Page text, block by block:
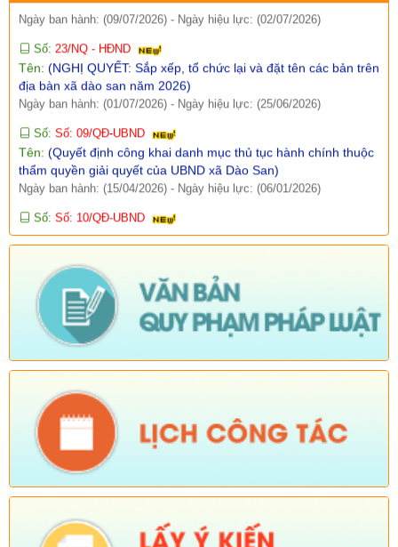
Số:23/NQ - HĐND
Tên:(NGHỊ QUYẾT: Sắp xếp, tổ chức lại và đặt tên các bản trên
địa bàn xã dào san năm 2026)
Ngày ban hành: (01/07/2026) -Ngày hiệu lực: (25/06/2026)
Số:Số: 09/QĐ-UBND
Tên:(Quyết định công khai danh mục thủ tục hành chính thuộc
thẩm quyền giải quyết của UBND xã Dào San)
Ngày ban hành: (15/04/2026) -Ngày hiệu lực: (06/01/2026)
Số:Số: 10/QĐ-UBND
Tên:(Quyết định về việc công khai danh mục thủ tục hành
chính thực hiện không phụ thuộc vào địa giới hành chính trên
địa bàn xã Dào San)
Ngày ban hành: (15/04/2026)
Số: 38/PKT - TB
Tên:
(Về việc niêm yết công khai, lấy ý kiến của tổ chức, chuyên
gia và cộng động dân cư có liên quan đối với Quy hoạch chung
xã Dào San, tỉnh Lai Châu đến năm 2045)
Ngày ban hành: (25/02/2026)
Số:Số: 01/2026/QĐ-UBND
Tên:
(QUYẾT ĐỊNH Quyết định bãi bỏ Quyết định số
01/2025/QĐ-UBND ngày 01 tháng 07 năm 2025 của Ủy ban
nhân dân xã ban hành quy chế làm việc của Ủy ban nhân dân
xã Dào San, nhiệm kỳ 2021-2026)
Ngày ban hành: (06/02/2026) -Ngày hiệu lực: (04/02/2026)
Tên:(Chương trình tiết kiệm, chống lãng phí năm 2026)